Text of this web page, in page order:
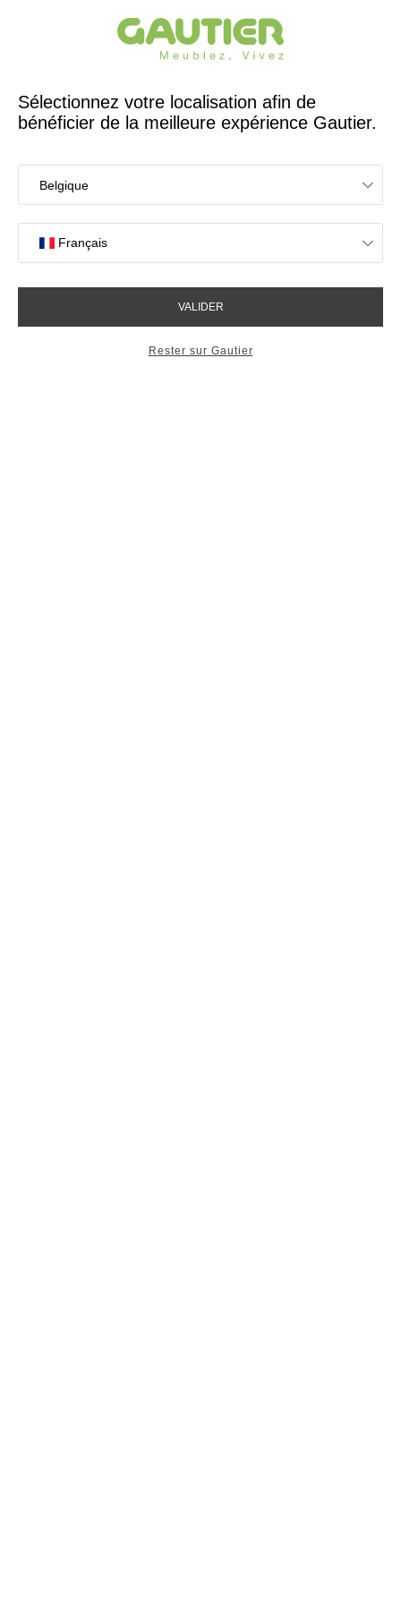
Créateur et fabricant français depuis 65 ans
Accueil Meubles de bureau Chaises de bureau